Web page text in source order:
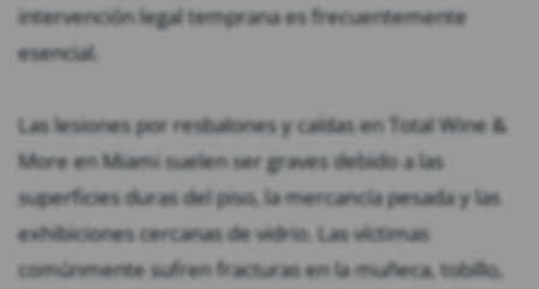
intervención legal temprana es frecuentemente
esencial.
Las lesiones por resbalones y caídas en Total Wine &
More en Miami suelen ser graves debido a las
superficies duras del piso, la mercancía pesada y las
exhibiciones cercanas de vidrio. Las víctimas
comúnmente sufren fracturas en la muñeca, tobillo,